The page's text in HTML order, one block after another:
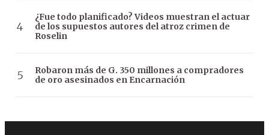
¿Fue todo planificado? Videos muestran el actuar
de los supuestos autores del atroz crimen de
Roselin
Robaron más de G. 350 millones a compradores
de oro asesinados en Encarnación